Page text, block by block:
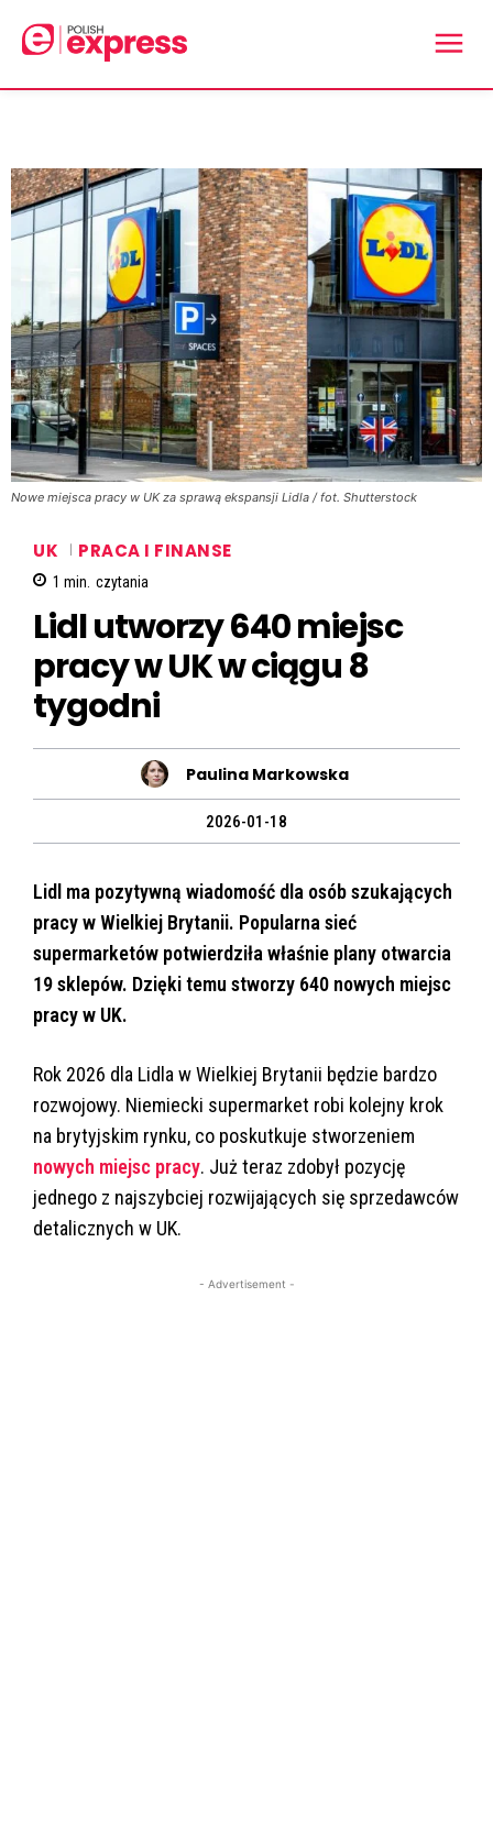
Nowe miejsca pracy w UK za sprawą ekspansji Lidla / fot. Shutterstock
UK PRACA I FINANSE
1 min. czytania
Lidl utworzy 640 miejsc
pracy w UK w ciągu 8
tygodni
Paulina Markowska
2026-01-18
Lidl ma pozytywną wiadomość dla osób szukających
pracy w Wielkiej Brytanii. Popularna sieć
supermarketów potwierdziła właśnie plany otwarcia
19 sklepów. Dzięki temu stworzy 640 nowych miejsc
pracy w UK.
Rok 2026 dla Lidla w Wielkiej Brytanii będzie bardzo
rozwojowy. Niemiecki supermarket robi kolejny krok
na brytyjskim rynku, co poskutkuje stworzeniem
nowych miejsc pracy. Już teraz zdobył pozycję
jednego z najszybciej rozwijających się sprzedawców
detalicznych w UK.
- Advertisement -